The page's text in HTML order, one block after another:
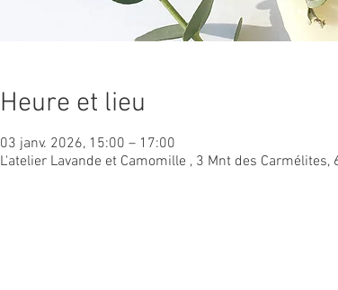
Heure et lieu
03 janv. 2026, 15:00 – 17:00
L'atelier Lavande et Camomille , 3 Mnt des Carmélites,